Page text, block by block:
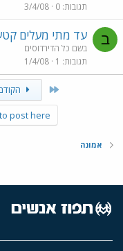
תגובות 0
3/4/08
ב עד מתי מעלים
בשם כל הדירדוסים
תגובות 1
1/4/08
First
post here.
אמונה